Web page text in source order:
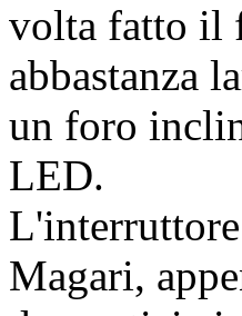
volta fatto il
abbastanza
un foro
LED.
Magari,